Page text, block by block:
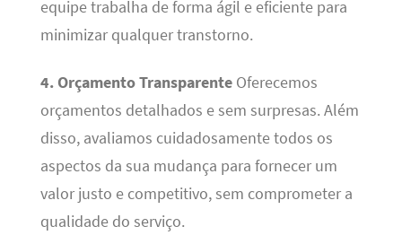
equipe trabalha de forma ágil e eficiente para
minimizar qualquer transtorno.
4. Orçamento TransparenteOferecemos
orçamentos detalhados e sem surpresas. Além
disso, avaliamos cuidadosamente todos os
aspectos da sua mudança para fornecer um
valor justo e competitivo, sem comprometer a
qualidade do serviço.